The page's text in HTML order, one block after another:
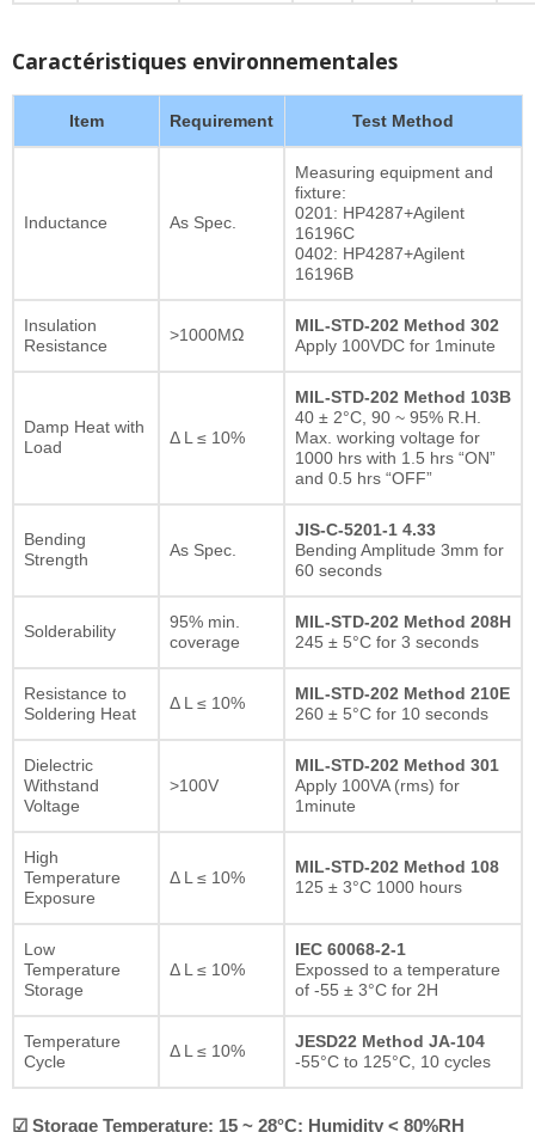
Caractéristiques environnementales
Item Requirement Test Method
Inductance As Spec.
Measuring equipment and
fixture:
0201: HP4287+Agilent
16196C
0402: HP4287+Agilent
16196B
Insulation
Resistance
>1000MΩ
MIL-STD-202 Method 302
Apply 100VDC for 1minute
Damp Heat with
Load
Δ L ≤ 10%
MIL-STD-202 Method 103B
40 ± 2°C, 90 ~ 95% R.H.
Max. working voltage for
1000 hrs with 1.5 hrs “ON”
and 0.5 hrs “OFF”
Bending
Strength
As Spec.
JIS-C-5201-1 4.33
Bending Amplitude 3mm for
60 seconds
Solderability
95% min.
coverage
MIL-STD-202 Method 208H
245 ± 5°C for 3 seconds
Resistance to
Soldering Heat
Δ L ≤ 10%
MIL-STD-202 Method 210E
260 ± 5°C for 10 seconds
Dielectric
Withstand
Voltage
>100V
MIL-STD-202 Method 301
Apply 100VA (rms) for
1minute
High
Temperature
Exposure
Δ L ≤ 10%
MIL-STD-202 Method 108
125 ± 3°C 1000 hours
Low
Temperature
Storage
Δ L ≤ 10%
IEC 60068-2-1
Expossed to a temperature
of -55 ± 3°C for 2H
Temperature
Cycle
Δ L ≤ 10%
JESD22 Method JA-104
-55°C to 125°C, 10 cycles
☑ Storage Temperature: 15 ~ 28°C; Humidity < 80%RH